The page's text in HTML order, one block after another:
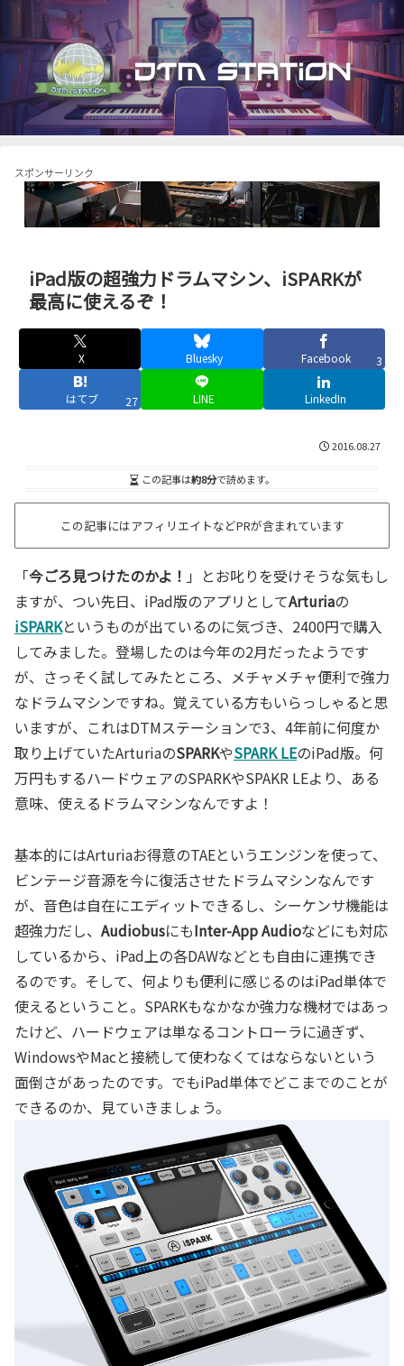
スポンサーリンク
iPad版の超強力ドラムマシン、iSPARKが
最高に使えるぞ！
X Bluesky Facebook 3
はてブ 27 LINE LinkedIn
2016.08.27
この記事は約8分で読めます。
この記事にはアフィリエイトなどPRが含まれています
「今ごろ見つけたのかよ！ 」とお叱りを受けそうな気もし
ますが、つい先日、iPad版のアプリとしてArturiaの
iSPARKというものが出ているのに気づき、2400円で購入
してみました。登場したのは今年の2月だったようです
が、さっそく試してみたところ、メチャメチャ便利で強力
なドラムマシンですね。覚えている方もいらっしゃると思
いますが、これはDTMステーションで3、4年前に何度か
取り上げていたArturiaのSPARKやSPARK LEのiPad版。何
万円もするハードウェアのSPARKやSPAKR LEより、ある
意味、使えるドラムマシンなんですよ！
基本的にはArturiaお得意のTAEというエンジンを使って、
ビンテージ音源を今に復活させたドラムマシンなんです
が、音色は自在にエディットできるし、シーケンサ機能は
超強力だし、 AudiobusにもInter-App Audioなどにも対応
しているから、iPad上の各DAWなどとも自由に連携でき
るのです。そして、何よりも便利に感じるのはiPad単体で
使えるということ。SPARKもなかなか強力な機材ではあっ
たけど、ハードウェアは単なるコントローラに過ぎず、
WindowsやMacと接続して使わなくてはならないという
面倒さがあったのです。でもiPad単体でどこまでのことが
できるのか、見ていきましょう。